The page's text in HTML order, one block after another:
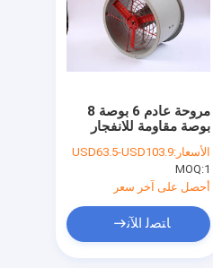
مروحة عادم 6 بوصة 8
بوصة مقاومة للانفجار
220 فولت 380 فولت
الأسعار:USD63.5-USD103.9
MOQ:1
أحصل على آخر سعر
ﺎﺘﺼﻟ ﺍﻶﻧ